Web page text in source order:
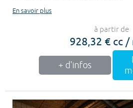
En savoir plus
à partir de
928,32 € cc /
+ d'infos